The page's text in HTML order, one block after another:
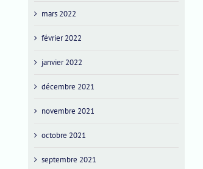
mars 2022
février 2022
janvier 2022
décembre 2021
novembre 2021
octobre 2021
septembre 2021